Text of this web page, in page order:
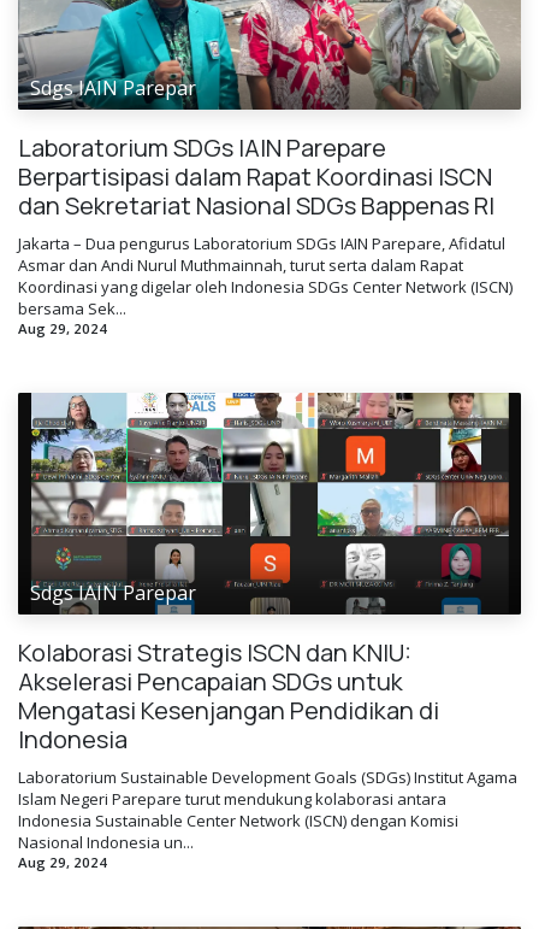
Sdgs IAIN Parepar
Laboratorium SDGs IAIN Parepare
Berpartisipasi dalam Rapat Koordinasi ISCN
dan Sekretariat Nasional SDGs Bappenas RI
Jakarta – Dua pengurus Laboratorium SDGs IAIN Parepare, Afidatul
Asmar dan Andi Nurul Muthmainnah, turut serta dalam Rapat
Koordinasi yang digelar oleh Indonesia SDGs Center Network (ISCN)
bersama Sek...
Aug 29, 2024
Sdgs IAIN Parepar
Kolaborasi Strategis ISCN dan KNIU:
Akselerasi Pencapaian SDGs untuk
Mengatasi Kesenjangan Pendidikan di
Indonesia
Laboratorium Sustainable Development Goals (SDGs) Institut Agama
Islam Negeri Parepare turut mendukung kolaborasi antara
Indonesia Sustainable Center Network (ISCN) dengan Komisi
Nasional Indonesia un...
Aug 29, 2024